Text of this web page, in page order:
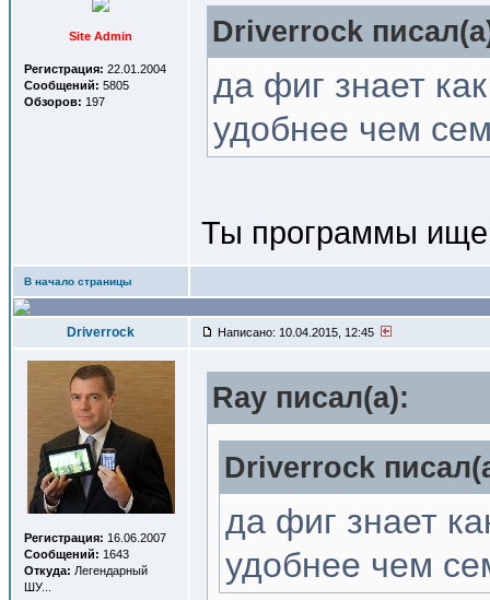
Site Admin
Регистрация: 22.01.2004
Сообщений: 5805
Обзоров: 197
Driverrock
да фиг знает
удобнее чем
Ты программы
В начало страницы
Driverrock Написано: 10.04.2015, 12:45
Регистрация: 16.06.2007
Сообщений: 1643
Откуда: Легендарный
ШУ...
Ray писал(a):
Driverrock
да фиг знает
удобнее чем